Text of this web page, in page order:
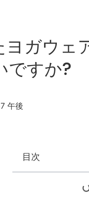
ガウェ
ですか?
午後
目次